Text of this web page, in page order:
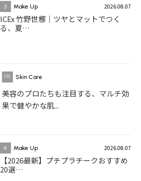
3 Make Up 2026.08.07
ICEx 竹野世梛｜ツヤとマットでつく
る、夏…
Skin Care
美容のプロたちも注目する、マルチ効
果で健やかな肌...
4 Make Up 2026.08.07
【2026最新】プチプラチークおすすめ
20選…